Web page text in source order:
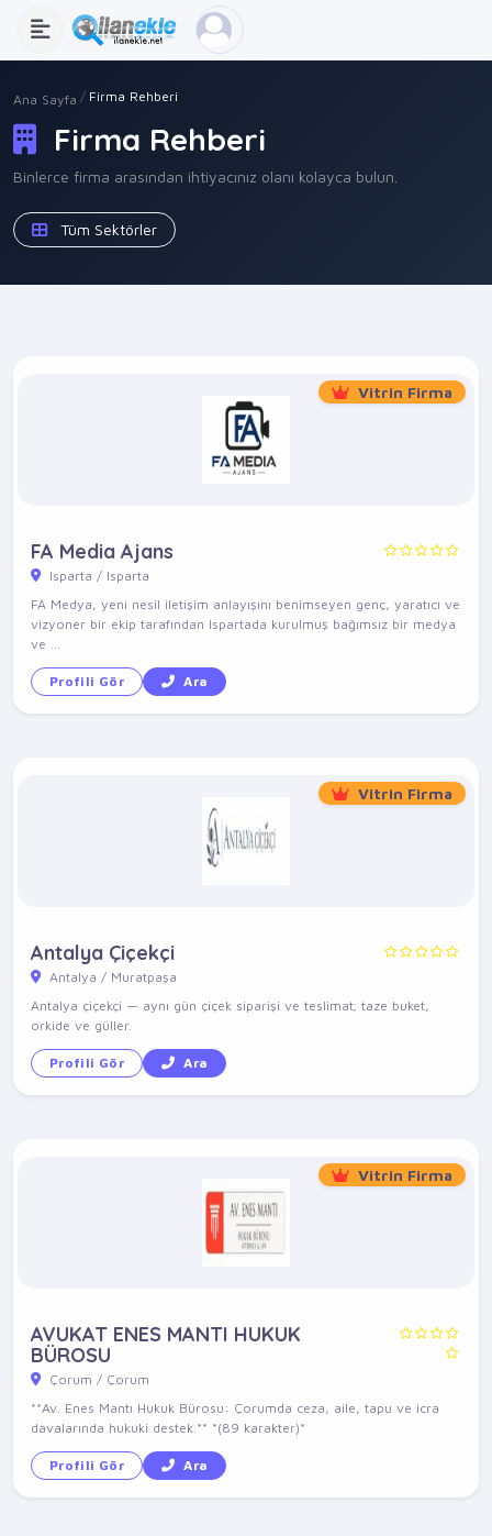
Ana Sayfa Firma Rehberi
Firma Rehberi
Binlerce firma arasından ihtiyacınız olanı kolayca bulun.
Tüm Sektörler
Vitrin Firma
FA Media Ajans
Isparta / Isparta
FA Medya, yeni nesil iletişim anlayışını benimseyen genç, yaratıcı ve
vizyoner bir ekip tarafından Ispartada kurulmuş bağımsız bir medya
ve ...
Profili Gör Ara
Vitrin Firma
Antalya Çiçekçi
Antalya / Muratpaşa
Antalya çiçekçi — aynı gün çiçek siparişi ve teslimat; taze buket,
orkide ve güller.
Profili Gör Ara
Vitrin Firma
AVUKAT ENES MANTI HUKUK
BÜROSU
Çorum / Çorum
**Av. Enes Mantı Hukuk Bürosu: Çorumda ceza, aile, tapu ve icra
davalarında hukuki destek.** *(89 karakter)*
Profili Gör Ara